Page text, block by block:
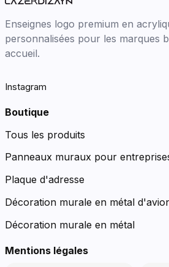
Enseignes logo premium en
personnalisées pour les marques
accueil.
Instagram
Boutique
Tous les produits
Panneaux muraux pour
Plaque d'adresse
Décoration murale en métal
Décoration murale en métal
Mentions légales